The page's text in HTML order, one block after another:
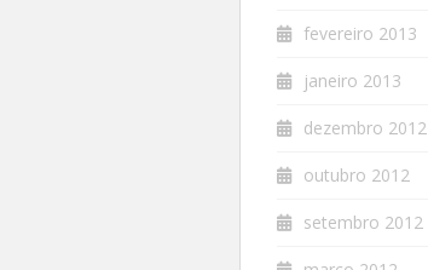
fevereiro 2013
janeiro 2013
dezembro 2012
outubro 2012
setembro 2012